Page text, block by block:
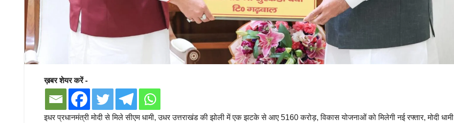
ख़बर शेयर करें -
इधर प्रधानमंत्री मोदी से मिले सीएम धामी, उधर उत्तराखंड की झोली में एक झटके से आए 5160 करोड़, विकास योजनाओं को मिलेगी नई रफ्तार, मोदी धामी